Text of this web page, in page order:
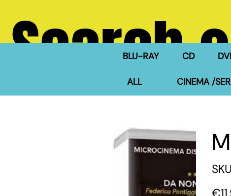
BLU-RAY CD
ALL CINEMA /
Search